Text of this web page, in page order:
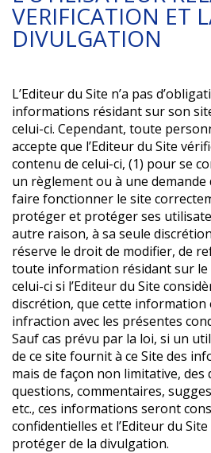
VERIFICATION ET
DIVULGATION
L’Editeur du Site n’a pas
informations résidant sur son
celui-ci. Cependant, toute
accepte que l’Editeur du Site
contenu de celui-ci, (1) pour se
un règlement ou à une
faire fonctionner le site
protéger et protéger ses
autre raison, à sa seule
réserve le droit de modifier, de
toute information résidant sur le
celui-ci si l’Editeur du Site
discrétion, que cette information
infraction avec les présentes
Sauf cas prévu par la loi, si un
de ce site fournit à ce Site des
mais de façon non limitative, des
questions, commentaires,
etc., ces informations seront
confidentielles et l’Editeur du Site
protéger de la divulgation.